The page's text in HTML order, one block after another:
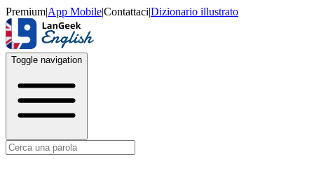
Premium|App Mobile|Contattaci|Dizionario illustrato
Toggle navigation